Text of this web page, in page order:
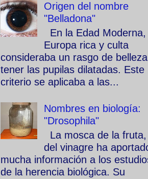
Origen del nombre
"Belladona"
En la Edad Moderna,
Europa rica y culta
consideraba un rasgo de
tener las pupilas dilatadas. Este
criterio se aplicaba a las...
Nombres en biología:
"Drosophila"
La mosca de la
del vinagre ha
mucha información a los
de la herencia biológica. Su